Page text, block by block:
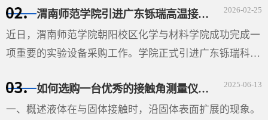
技有限公司（以下简称“铄瑞科技”）自动倾斜接触角测···
2026-02-25
渭南师范学院引进广东铄瑞高温接触角测量仪，助力材料表面科学研究
近日，渭南师范学院朝阳校区化学与材料学院成功完成一
项重要的实验设备采购工作。学院正式引进广东铄瑞科技
350SE），并根据高温科研需求特别定制了高温平台。该
设备的···
2025-06-13
如何选购一台优秀的接触角测量仪-铄瑞科技教您选型
一、概述液体在与固体接触时，沿固体表面扩展的现象。